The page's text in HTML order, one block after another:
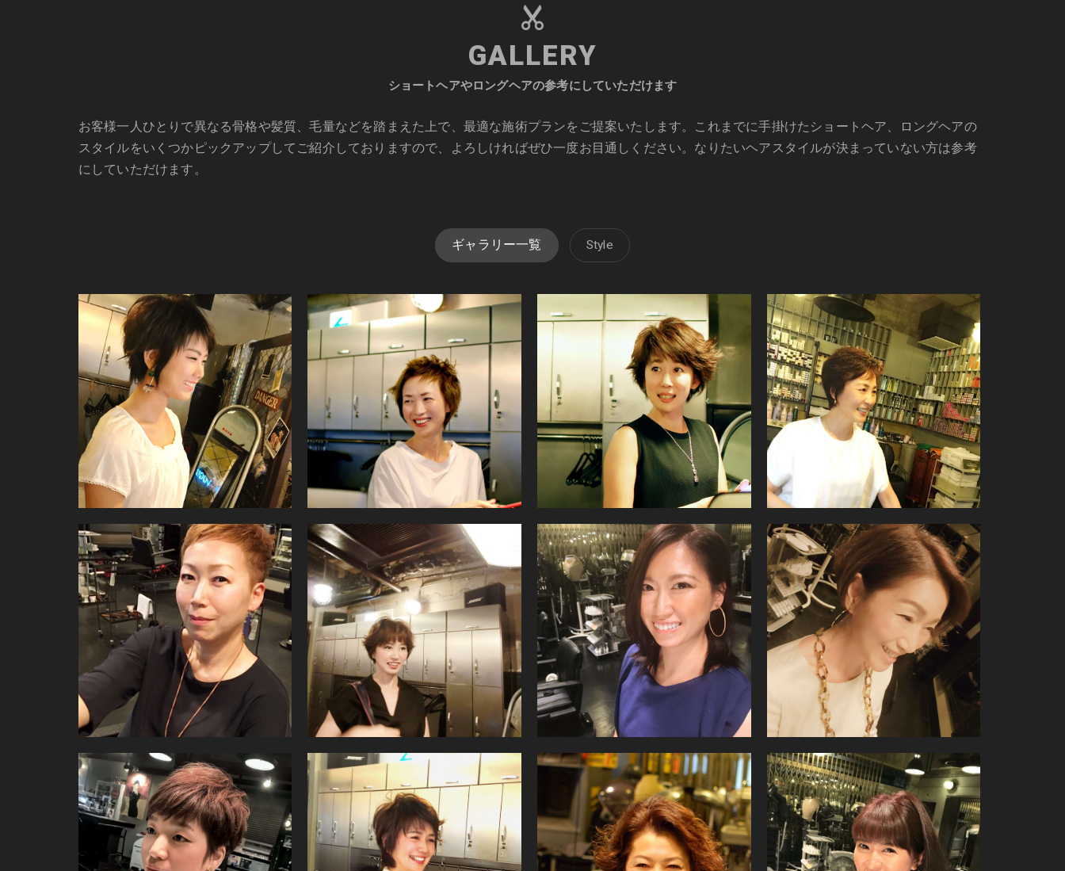
GALLERY
ショートヘアやロングヘアの参考にしていただけます
お客様一人ひとりで異なる骨格や髪質、毛量などを踏まえた上で、最適な施術プランをご提案いたします。これまでに手掛けたショートヘア、ロングヘアの
スタイルをいくつかピックアップしてご紹介しておりますので、よろしければぜひ一度お目通しください。なりたいヘアスタイルが決まっていない方は参考
にしていただけます。
ギャラリー一覧 Style